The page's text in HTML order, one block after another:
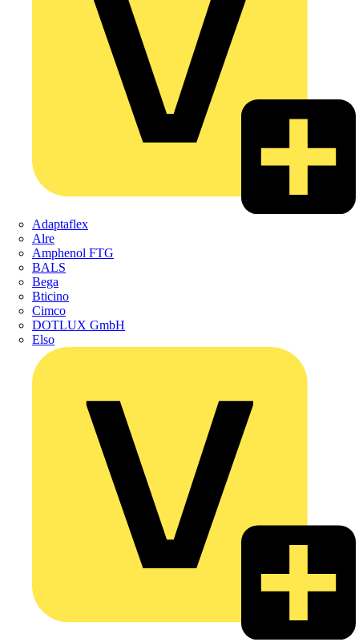
Adaptaflex
Alre
Amphenol FTG
BALS
Bega
Bticino
Cimco
DOTLUX GmbH
Elso